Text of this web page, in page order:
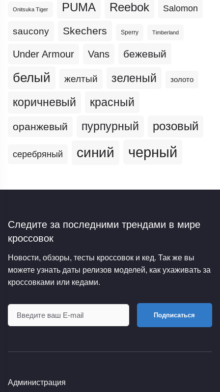
Onitsuka Tiger PUMA Reebok Salomon
saucony Skechers Sperry Timberland
Under Armour Vans бежевый
белый желтый зеленый золото
коричневый красный
оранжевый пурпурный розовый
серебряный синий черный
Следите за последними трендами в мире
кроссовок
Новости, обзоры, тесты кроссовок и кед. Так же вы
можете узнать даты релизов моделей, как ухаживать за
кроссовками или кедами.
Подписаться
Администрация